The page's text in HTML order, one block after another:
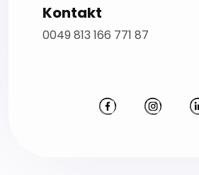
Kontakt
0049 813 166 771 87